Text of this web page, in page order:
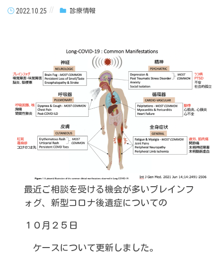
2022.10.25 診療情報
最近ご相談を受ける機会が多いブレインフ
ォグ、新型コロナ後遺症についての
１０月２５日
ケースについて更新しました。